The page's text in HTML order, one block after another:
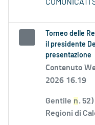
COMUNICATI
Torneo delle
il presidente
presentazione
Contenuto
2026 16.19
Gentile n.
Regioni di